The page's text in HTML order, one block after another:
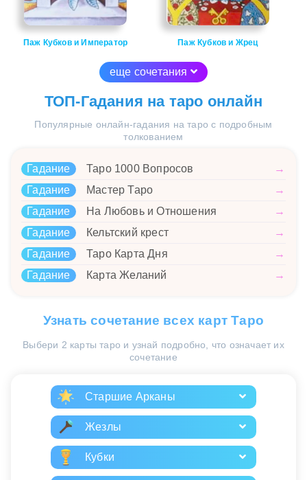
Паж Кубков и Император Паж Кубков и Жрец
еще сочетания
ТОП-Гадания на таро онлайн
Популярные онлайн-гадания на таро с подробным
толкованием
Гадание Таро 1000 Вопросов
→
Гадание
Мастер Таро
→
Гадание
На Любовь и Отношения
→
Гадание
Кельтский крест
→
Гадание
Таро Карта Дня
→
Гадание
Карта Желаний →
Узнать сочетание всех карт Таро
Выбери 2 карты таро и узнай подробно, что означает их
сочетание
Старшие Арканы
Жезлы
Кубки